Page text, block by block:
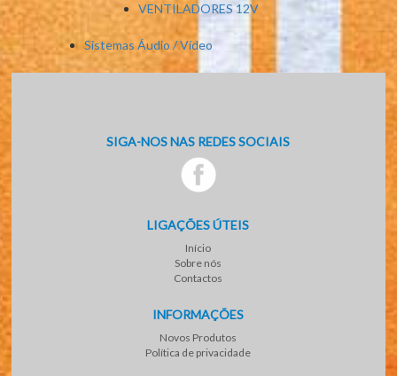
VENTILADORES 12V
Sistemas Áudio / Vídeo
SIGA-NOS NAS REDES SOCIAIS
LIGAÇÕES ÚTEIS
Início
Sobre nós
Contactos
INFORMAÇÕES
Novos Produtos
Política de privacidade